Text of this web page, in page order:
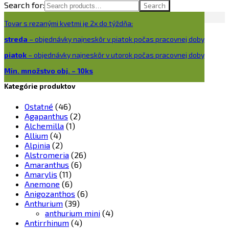
Search for:
Search
Tovar s rezanými kvetmi je 2x do týždňa:
streda – objednávky najneskôr v piatok počas pracovnej doby
piatok – objednávky najneskôr v utorok počas pracovnej doby
Min. množstvo obj. – 10ks
Kategórie produktov
Ostatné (46)
Agapanthus (2)
Alchemilla (1)
Allium (4)
Alpinia (2)
Alstromeria (26)
Amaranthus (6)
Amarylis (11)
Anemone (6)
Anigozanthos (6)
Anthurium (39)
anthurium mini (4)
Antirrhinum (4)